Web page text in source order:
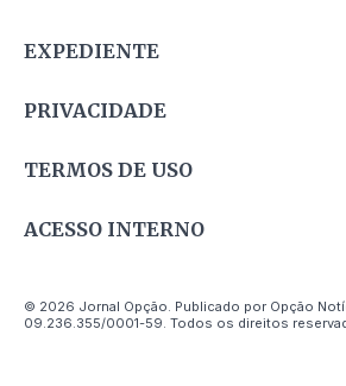
EXPEDIENTE
PRIVACIDADE
TERMOS DE USO
ACESSO INTERNO
© 2026 Jornal Opção. Publicado por Opção
09.236.355/0001-59. Todos os direitos